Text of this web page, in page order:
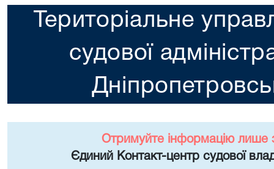
Територіальне
судової
Отримуйте інформацію лише
Єдиний Контакт-центр судової